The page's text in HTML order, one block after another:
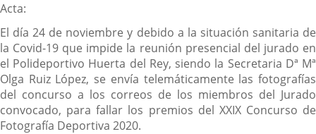
Acta:
El día 24 de noviembre y debido a la situación sanitaria de
la Covid-19 que impide la reunión presencial del jurado en
el Polideportivo Huerta del Rey, siendo la Secretaria Dª Mª
Olga Ruiz López, se envía telemáticamente las fotografías
del concurso a los correos de los miembros del Jurado
convocado, para fallar los premios del XXIX Concurso de
Fotografía Deportiva 2020.